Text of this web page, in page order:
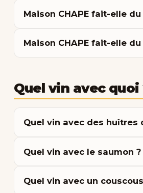
Maison CHAPE fait-elle
Maison CHAPE fait-elle
Quel vin avec
Quel vin avec des huîtres
Quel vin avec le saumon ?
Quel vin avec un